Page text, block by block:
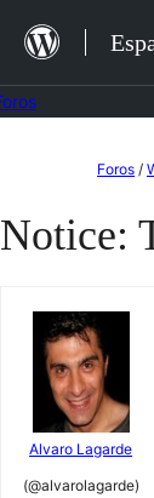
contenido
contenido
Foros /
Notice:
Alvaro Lagarde
(@alvarolagarde)